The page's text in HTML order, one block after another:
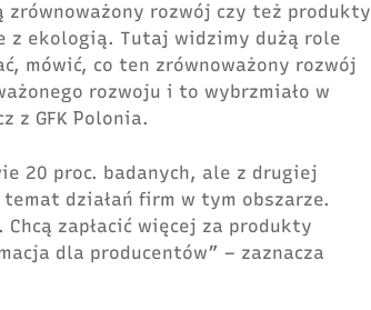
zrównoważony rozwój czy też produkty
z ekologią. Tutaj widzimy dużą role
mówić, co ten zrównoważony rozwój
rozwoju i to wybrzmiało w
z GFK Polonia.
20 proc. badanych, ale z drugiej
działań firm w tym obszarze.
Chcą zapłacić więcej za produkty
dla producentów” – zaznacza